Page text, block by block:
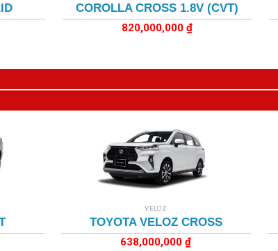
COROLLA CROSS 1.8V (CVT)
820,000,000 ₫
VELOZ
TOYOTA VELOZ CROSS
638,000,000₫